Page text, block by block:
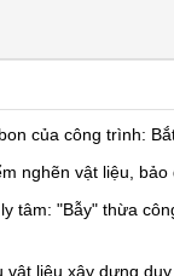
của công trình:
nghẽn vật liệu,
tâm: "Bẫy" thừa
vật liệu xây dựng